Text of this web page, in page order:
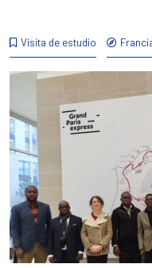
Visita de estudio